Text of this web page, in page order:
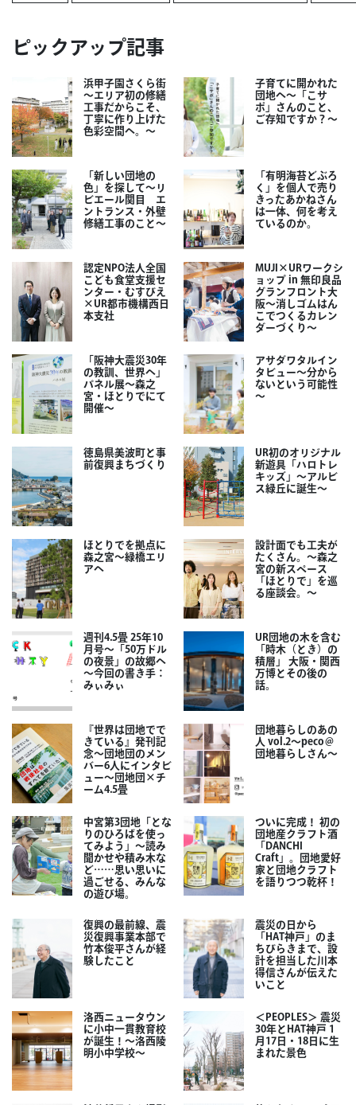
ピックアップ記事
浜甲子園さくら街
～エリア初の修繕
工事だからこそ、
丁寧に作り上げた
色彩空間へ。～
子育てに開かれた
団地へ～「こサ
ポ」さんのこと、
ご存知ですか？～
「新しい団地の
色」を探して～リ
ビエール関目 エ
ントランス・外壁
修繕工事のこと～
「有明海苔どぶろ
く」を個人で売り
きったあかねさん
は一体、何を考え
ているのか。
認定NPO法人全国
こども食堂支援セ
ンター・むすびえ
×UR都市機構西日
本支社
MUJI×URワークシ
ョップ in 無印良品
グランフロント大
阪～消しゴムはん
こでつくるカレン
ダーづくり～
「阪神大震災30年
の教訓、世界へ」
パネル展～森之
宮・ほとりでにて
開催～
アサダワタルイン
タビュー～分から
ないという可能性
～
徳島県美波町と事
前復興まちづくり
UR初のオリジナル
新遊具「ハロトレ
キッズ」～アルビ
ス緑丘に誕生～
ほとりでを拠点に
森之宮～緑橋エリ
アへ
設計面でも工夫が
たくさん。～森之
宮の新スペース
「ほとりで」を巡
る座談会。～
週刊4.5畳 25年10
月号～「50万ドル
の夜景」の故郷へ
～今回の書き手：
みぃみぃ
UR団地の木を含む
「時木（とき）の
積層」 大阪・関西
万博とその後の
話。
『世界は団地でで
きている』発刊記
念～団地団のメン
バー6人にインタビ
ュー～団地団×チ
ーム4.5畳
団地暮らしのあの
人 vol.2～peco＠
団地暮らしさん～
中宮第3団地「とな
りのひろばを使っ
てみよう」～読み
聞かせや積み木な
ど……思い思いに
過ごせる、みんな
の遊び場。
ついに完成！ 初の
団地産クラフト酒
「DANCHI
Craft」。団地愛好
家と団地クラフト
を語りつつ乾杯！
復興の最前線、震
災復興事業本部で
竹本俊平さんが経
験したこと
震災の日から
「HAT神戸」のま
ちびらきまで、設
計を担当した川本
得信さんが伝えた
いこと
洛西ニュータウン
に小中一貫教育校
が誕生！～洛西陵
明小中学校～
＜PEOPLES＞ 震災
30年とHAT神戸 1
月17日・18日に生
まれた景色